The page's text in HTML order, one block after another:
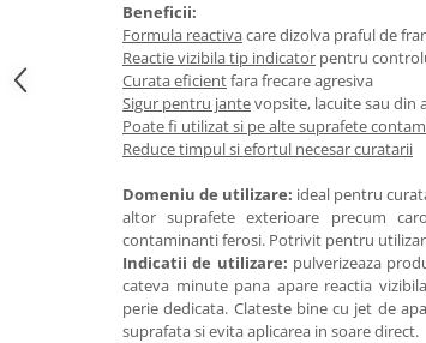
Beneficii:
Formula reactivacare dizolva praful de
Reactie vizibila tip indicator pentru
Curata eficientfara frecare agresiva
Sigur pentru jantevopsite, lacuite sau din
Poate fi utilizat si pe alte suprafete
Reduce timpul si efortul necesar curatarii
Domeniu de utilizare: ideal pentru
altor suprafete exterioare precum
contaminanti ferosi. Potrivit pentru
Indicatii de utilizare: pulverizeaza
cateva minute pana apare reactia
perie dedicata. Clateste bine cu jet de
suprafata si evita aplicarea in soare direct.